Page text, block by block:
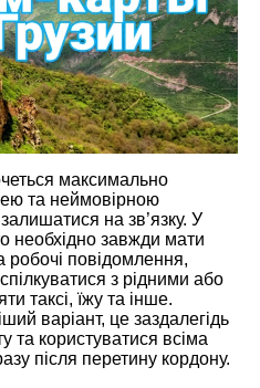
максимально
та неймовірною
на зв’язку. У
необхідно завжди мати
робочі повідомлення,
з рідними або
таксі, їжу та інше.
варіант, це заздалегідь
та користуватися всіма
після перетину кордону.